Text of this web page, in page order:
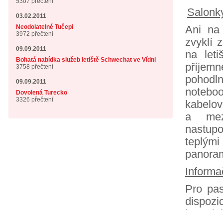
03.02.2011
Neodolatelné Tučepi
3972 přečtení
09.09.2011
Bohatá nabídka služeb letiště Schwechat ve Vídni
3758 přečtení
09.09.2011
Dovolená Turecko
3326 přečtení
Ani na
zvyklí
na
a
Pro